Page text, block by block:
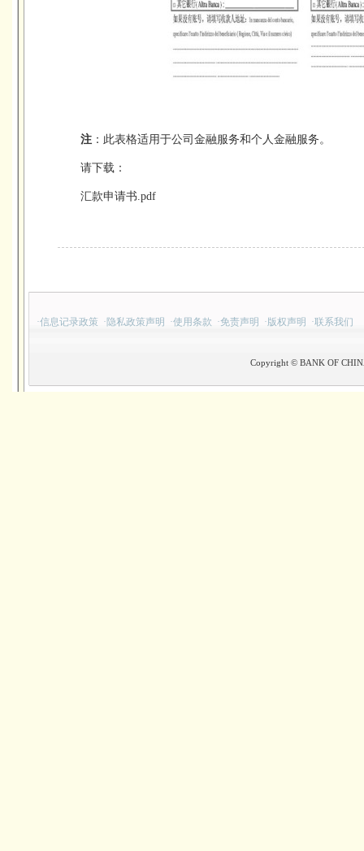
注：此表格适用于公司金融服务和个人金融服务。
请下载：
汇款申请书.pdf
·信息记录政策 · 隐私政策声明 ·使用条款 ·免责声明 · 版权声明 ·联系我们
Copyright © BANK OF